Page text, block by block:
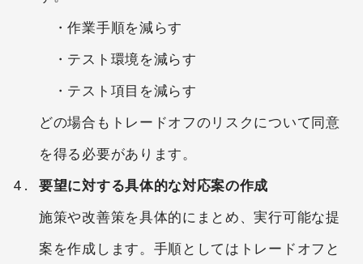
・作業手順を減らす
・テスト環境を減らす
・テスト項目を減らす
どの場合もトレードオフのリスクについて同意
を得る必要があります。
要望に対する具体的な対応案の作成
施策や改善策を具体的にまとめ、実行可能な提
案を作成します。手順としてはトレードオフと